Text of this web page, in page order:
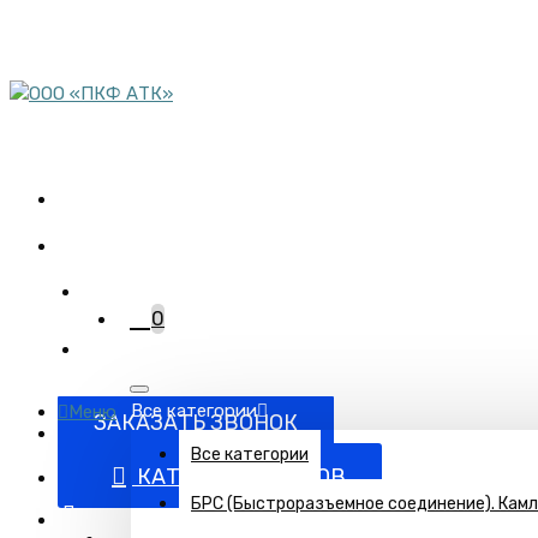
ЗАКАЗАТЬ ЗВОНОК
0
Все категории
Все категории
БРС (Быстроразъемное соединение).
Меню
КАТАЛОГ ТОВАРОВ
Поставка запорно-регулирующей и запорной арматуры